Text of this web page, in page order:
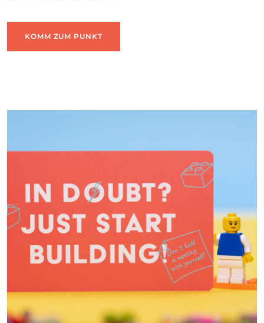
KOMM ZUM PUNKT